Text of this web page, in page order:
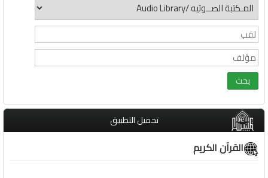
تحميل التطبيق
القرآن الكريم